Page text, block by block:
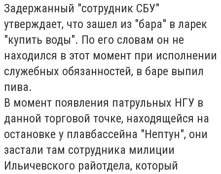
Задержанный "сотрудник СБУ"
утверждает, что зашел из "бара" в ларек
"купить воды". По его словам он не
находился в этот момент при исполнении
служебных обязанностей, в баре выпил
пива.
В момент появления патрульных НГУ в
данной торговой точке, находящейся на
остановке у плавбассейна "Нептун", они
застали там сотрудника милиции
Ильичевского райотдела, который